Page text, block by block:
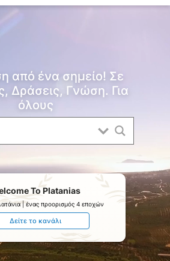
από ένα σημείο! Σε
Δράσεις, Γνώση. Για
όλους
To Platanias
| ένας προορισμός 4 εποχών
Δείτε το κανάλι